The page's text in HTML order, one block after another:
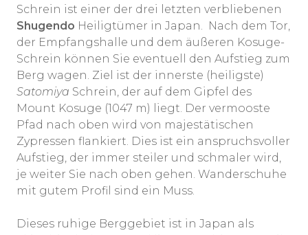
Schrein ist einer der drei letzten verbliebenen
Shugendo Heiligtümer in Japan. Nach dem Tor,
der Empfangshalle und dem äußeren Kosuge-
Schrein können Sie eventuell den Aufstieg zum
Berg wagen. Ziel ist der innerste (heiligste)
Satomiya Schrein, der auf dem Gipfel des
Mount Kosuge (1047 m) liegt. Der vermooste
Pfad nach oben wird von majestätischen
Zypressen flankiert. Dies ist ein anspruchsvoller
Aufstieg, der immer steiler und schmaler wird,
je weiter Sie nach oben gehen. Wanderschuhe
mit gutem Profil sind ein Muss.
Dieses ruhige Berggebiet ist in Japan als